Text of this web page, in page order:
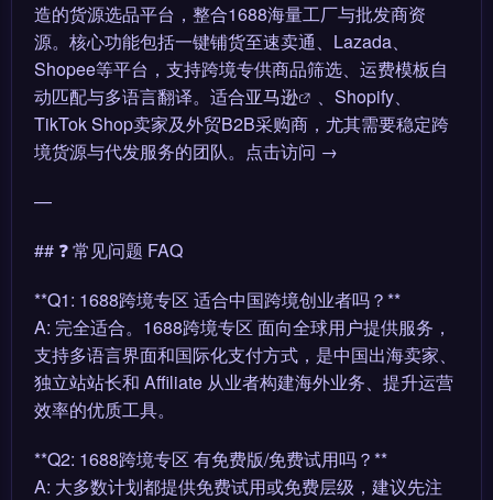
造的货源选品平台，整合1688海量工厂与批发商资
源。核心功能包括一键铺货至速卖通、Lazada、
Shopee等平台，支持跨境专供商品筛选、运费模板自
动匹配与多语言翻译。适合亚马逊
、Shopify、
TikTok Shop卖家及外贸B2B采购商，尤其需要稳定跨
境货源与代发服务的团队。点击访问 →
—
## ❓ 常见问题 FAQ
**Q1: 1688跨境专区 适合中国跨境创业者吗？**
A: 完全适合。1688跨境专区 面向全球用户提供服务，
支持多语言界面和国际化支付方式，是中国出海卖家、
独立站站长和 Affiliate 从业者构建海外业务、提升运营
效率的优质工具。
**Q2: 1688跨境专区 有免费版/免费试用吗？**
A: 大多数计划都提供免费试用或免费层级，建议先注